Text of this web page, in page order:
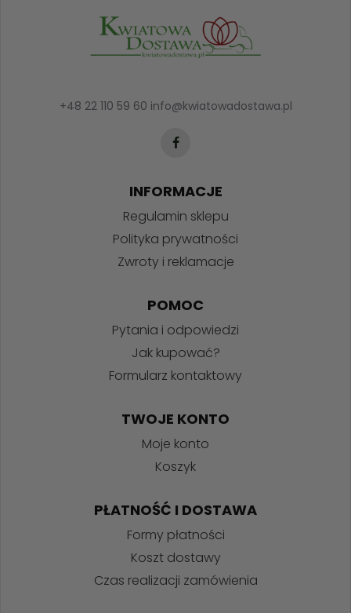
+48 22 110 59 60 info@kwiatowadostawa.pl
INFORMACJE
Regulamin sklepu
Polityka prywatności
Zwroty i reklamacje
POMOC
Pytania i odpowiedzi
Jak kupować?
Formularz kontaktowy
TWOJE KONTO
Moje konto
Koszyk
PŁATNOŚĆ I DOSTAWA
Formy płatności
Koszt dostawy
Czas realizacji zamówienia